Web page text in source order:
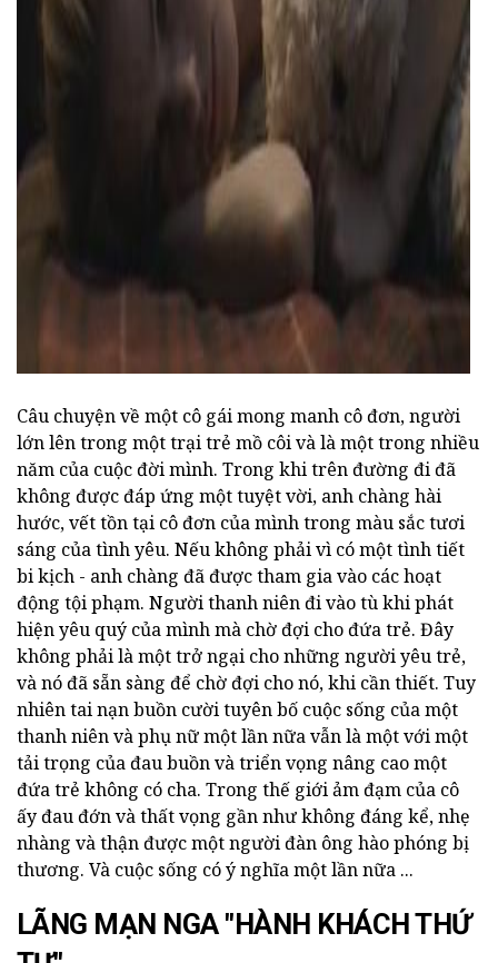
ad
Câu chuyện về một cô gái mong manh cô đơn, người
lớn lên trong một trại trẻ mồ côi và là một trong nhiều
năm của cuộc đời mình. Trong khi trên đường đi đã
không được đáp ứng một tuyệt vời, anh chàng hài
hước, vết tồn tại cô đơn của mình trong màu sắc tươi
sáng của tình yêu. Nếu không phải vì có một tình tiết
bi kịch - anh chàng đã được tham gia vào các hoạt
động tội phạm. Người thanh niên đi vào tù khi phát
hiện yêu quý của mình mà chờ đợi cho đứa trẻ. Đây
không phải là một trở ngại cho những người yêu trẻ,
và nó đã sẵn sàng để chờ đợi cho nó, khi cần thiết. Tuy
nhiên tai nạn buồn cười tuyên bố cuộc sống của một
thanh niên và phụ nữ một lần nữa vẫn là một với một
tải trọng của đau buồn và triển vọng nâng cao một
đứa trẻ không có cha. Trong thế giới ảm đạm của cô
ấy đau đớn và thất vọng gần như không đáng kể, nhẹ
nhàng và thận được một người đàn ông hào phóng bị
thương. Và cuộc sống có ý nghĩa một lần nữa ...
LÃNG MẠN NGA "HÀNH KHÁCH THỨ